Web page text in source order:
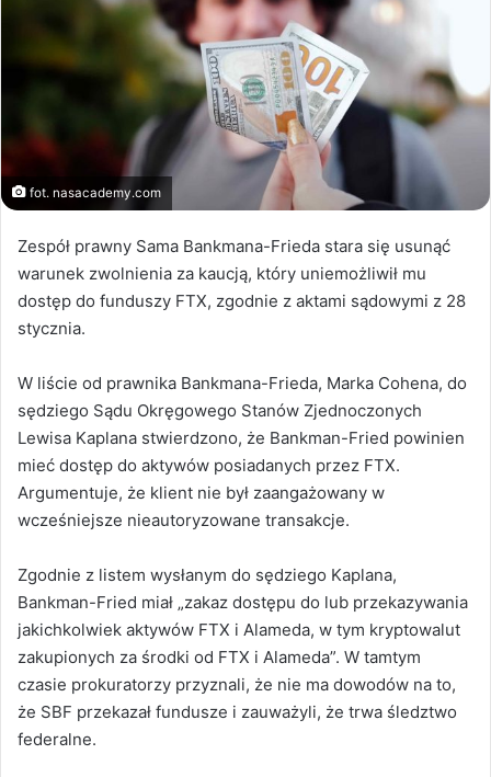
fot. nasacademy.com
Zespół prawny Sama Bankmana-Frieda stara się usunąć
warunek zwolnienia za kaucją, który uniemożliwił mu
dostęp do funduszy FTX, zgodnie z aktami sądowymi z 28
stycznia.
W liście od prawnika Bankmana-Frieda, Marka Cohena, do
sędziego Sądu Okręgowego Stanów Zjednoczonych
Lewisa Kaplana stwierdzono, że Bankman-Fried powinien
mieć dostęp do aktywów posiadanych przez FTX.
Argumentuje, że klient nie był zaangażowany w
wcześniejsze nieautoryzowane transakcje.
Zgodnie z listem wysłanym do sędziego Kaplana,
Bankman-Fried miał „zakaz dostępu do lub przekazywania
jakichkolwiek aktywów FTX i Alameda, w tym kryptowalut
zakupionych za środki od FTX i Alameda”. W tamtym
czasie prokuratorzy przyznali, że nie ma dowodów na to,
że SBF przekazał fundusze i zauważyli, że trwa śledztwo
federalne.